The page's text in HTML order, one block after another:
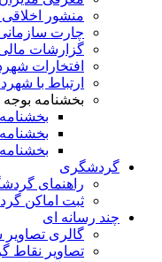
منشور
چارت
گزارشات
افتخارات
ارتباط با
بخشنامه
بخشنامه بوجه
بخشنامه بوجه
بخشنامه بوجه
گردشگری
راهنمای
ثبت اماکن
چند رسانه ای
گالری تصاویر
تصاویر نقاط